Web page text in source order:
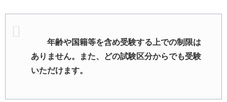
年齢や国籍等を含め受験する上での制限は
ありません。また、どの試験区分からでも受験
いただけます。